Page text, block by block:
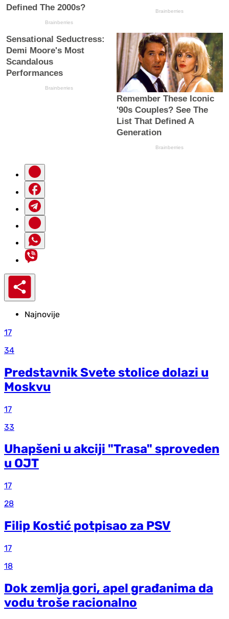
Najnovije
17
34
Predstavnik Svete stolice dolazi u
Moskvu
17
33
Uhapšeni u akciji "Trasa" sproveden
u OJT
17
28
Filip Kostić potpisao za PSV
17
18
Dok zemlja gori, apel građanima da
vodu troše racionalno